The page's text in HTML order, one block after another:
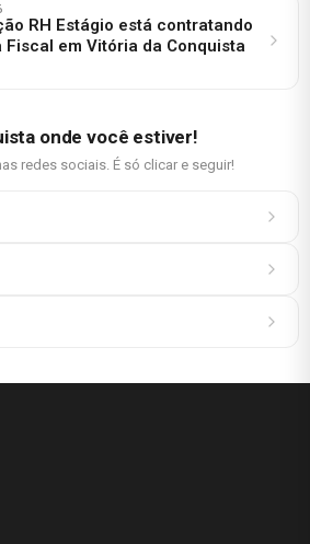
RH Estágio está contratando
Fiscal em Vitória da Conquista
onde você estiver!
redes sociais. É só clicar e seguir!